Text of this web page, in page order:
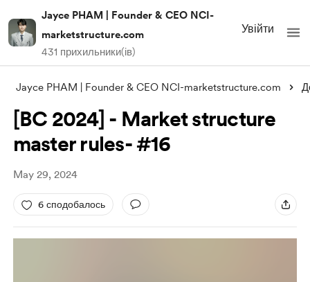
Jayce PHAM | Founder & CEO NCI-
marketstructure.com
431 прихильники(ів)
Увійти
Jayce PHAM | Founder & CEO NCI-marketstructure.com
[BC 2024] - Market structure
master rules- #16
May 29, 2024
6 сподобалось